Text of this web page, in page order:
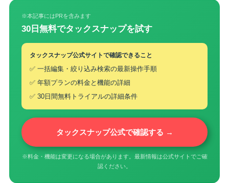
※本記事にはPRを含みます
30日無料でタックスナップを試す
タックスナップ公式サイトで確認できること
✅ 一括編集・絞り込み検索の最新操作手順
✅ 年額プランの料金と機能の詳細
✅ 30日間無料トライアルの詳細条件
タックスナップ公式で確認する →
※料金・機能は変更になる場合があります。最新情報は公式サイトでご確
認ください。